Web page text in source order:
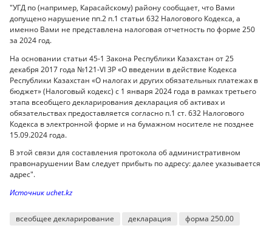
"УГД по (например, Карасайскому) району сообщает, что Вами
допущено нарушение пп.2 п.1 статьи 632 Налогового Кодекса, а
именно Вами не представлена налоговая отчетность по форме 250
за 2024 год.
На основании статьи 45-1 Закона Республики Казахстан от 25
декабря 2017 года №121-VI ЗР «О введении в действие Кодекса
Республики Казахстан «О налогах и других обязательных платежах в
бюджет» (Налоговый кодекс) с 1 января 2024 года в рамках третьего
этапа всеобщего декларирования декларация об активах и
обязательствах предоставляется согласно п.1 ст. 632 Налогового
Кодекса в электронной форме и на бумажном носителе не позднее
15.09.2024 года.
В этой связи для составления протокола об административном
правонарушении Вам следует прибыть по адресу: далее указывается
адрес".
Источник uchet.kz
всеобщее декларирование декларация форма 250.00